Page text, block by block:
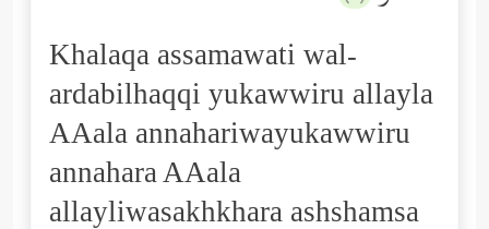
Khalaqa assamawati wal-
ardabilhaqqi yukawwiru allayla
AAala annahariwayukawwiru
annahara AAala
allayliwasakhkhara ashshamsa